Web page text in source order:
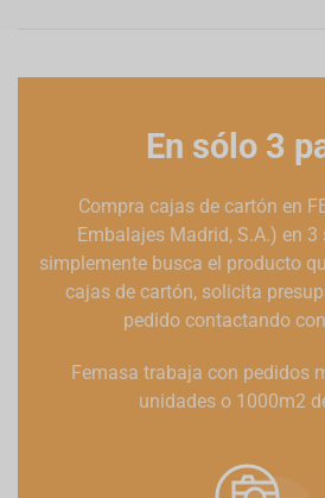
En sólo 3
Compra cajas de cartón en
Embalajes Madrid, S.A.) en
simplemente busca el producto
cajas de cartón, solicita
pedido contactando
Femasa trabaja con pedidos
unidades o 1000m2